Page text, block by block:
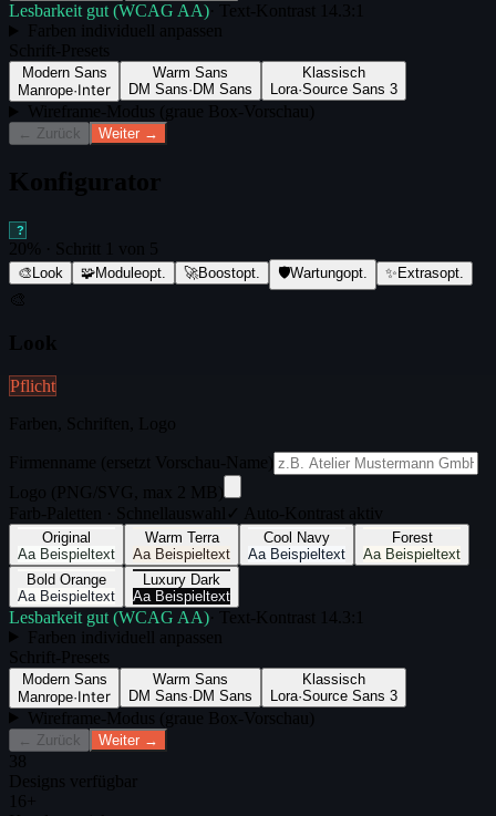
Lesbarkeit gut (WCAG AA) · Text-Kontrast 14.3
Farben individuell anpassen
Schrift-Presets
Modern Sans
Manrope·Inter
Warm Sans
DM Sans· DM Sans
Klassisch
Lora·Source Sans 3
Wireframe-Modus (graue Box-Vorschau)
← Zurück Weiter →
Konfigurator
?
20 % · Schritt von 5
🎨 Look 🧩Moduleopt. 🚀Boostopt. 🛡️Wartungopt. ✨ Extrasopt.
🎨
Look
Pflicht
Farben, Schriften, Logo
Firmenname (ersetzt Vorschau-Name)
Logo (PNG/SVG, max 2 MB)
Farb-Paletten · Schnellauswahl
✓ Auto-Kontrast aktiv
Original
Aa Beispieltext
Warm Terra
Aa Beispieltext
Cool Navy
Aa Beispieltext
Forest
Aa Beispieltext
Bold Orange
Aa Beispieltext
Luxury Dark
Aa Beispieltext
Lesbarkeit gut (WCAG AA)· Text-Kontrast 14.3
Farben individuell anpassen
Schrift-Presets
Modern Sans
Manrope·Inter
Warm Sans
DM Sans·DM Sans
Klassisch
Lora·Source Sans 3
Wireframe-Modus (graue Box-Vorschau)
← Zurück Weiter →
38
Designs verfügbar
16+